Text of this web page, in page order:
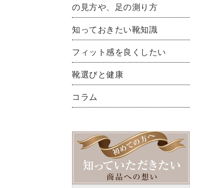
の見方や、足の測り方
知っておきたい靴知識
フィット感を良くしたい
靴選びと健康
コラム